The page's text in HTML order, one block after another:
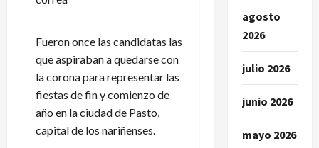
Fueron once las candidatas las
que aspiraban a quedarse con
la corona para representar las
fiestas de fin y comienzo de
año en la ciudad de Pasto,
capital de los nariñenses.
agosto
2026
julio 2026
junio 2026
mayo 2026